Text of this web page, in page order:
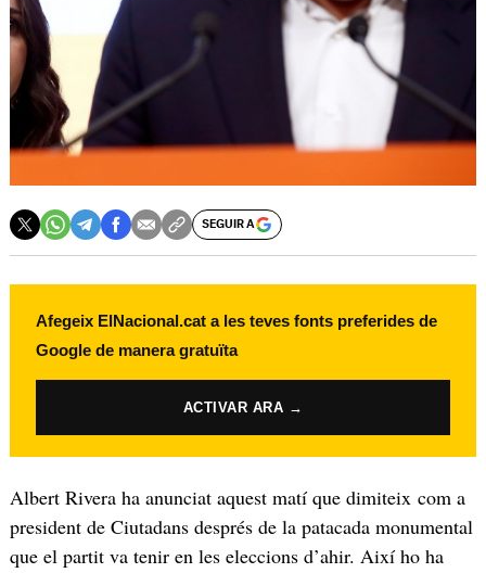
SEGUIR A
Afegeix ElNacional.cat a les teves fonts preferides de
Google de manera gratuïta
ACTIVAR ARA →
Albert Rivera ha anunciat aquest matí que dimiteix com a
president de Ciutadans després de la patacada monumental
que el partit va tenir en les eleccions d’ahir. Així ho ha